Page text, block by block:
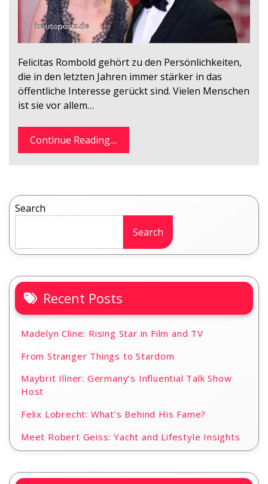
Felicitas Rombold gehört zu den Persönlichkeiten,
die in den letzten Jahren immer stärker in das
öffentliche Interesse gerückt sind. Vielen Menschen
ist sie vor allem…
Continue Reading....
Search
Search
Recent Posts
Madelyn Cline: Rising Star in Film and TV
From Stranger Things to Stardom
Maybrit Illner: Germany’s Influential Talk Show
Host
Felix Lobrecht: What’s Behind His Fame?
Meet Robert Geiss: Yacht and Lifestyle Insights